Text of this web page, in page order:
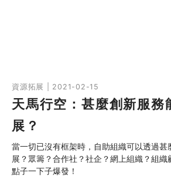
資源拓展 | 2021-02-15
天馬行空：甚麼創新服務
展？
當一切已沒有框架時，自助組織可以透過甚
展？眾籌？合作社？社企？網上組織？組
點子一下子爆發！